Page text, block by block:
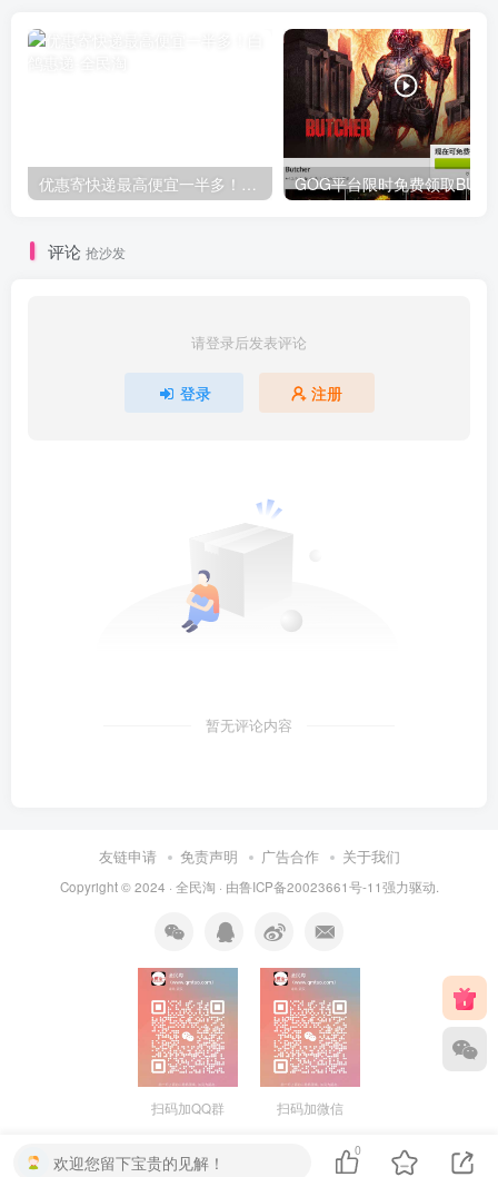
优惠寄快递最高便宜一半多！白鸽惠递
评论 抢沙发
请登录后发表评论
登录 注册
暂无评论内容
友链申请 免责声明 广告合作 关于我们
Copyright © 2024 · 全民淘 · 由鲁ICP备20023661号-11强力驱动.
扫码加QQ群 扫码加微信
欢迎您留下宝贵的见解！
0